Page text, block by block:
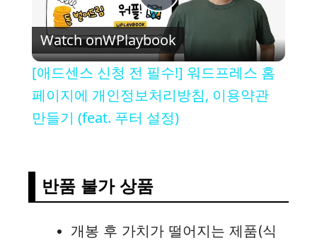
P
l
a
i
Watch onWPlaybook
[애드센스 신청 전 필수!] 워드프레스 홈
페이지에 개인정보처리방침, 이용약관
만들기 (feat. 푸터 설정)
반품 불가 상품
개봉 후 가치가 떨어지는 제품(식